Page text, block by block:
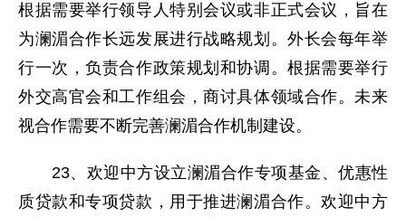
根据需要举行领导人特别会议或非正式会议，旨在
为澜湄合作长远发展进行战略规划。外长会每年举
行一次，负责合作政策规划和协调。根据需要举行
外交高官会和工作组会，商讨具体领域合作。未来
视合作需要不断完善澜湄合作机制建设。
23、欢迎中方设立澜湄合作专项基金、优惠性
质贷款和专项贷款，用于推进澜湄合作。欢迎中方